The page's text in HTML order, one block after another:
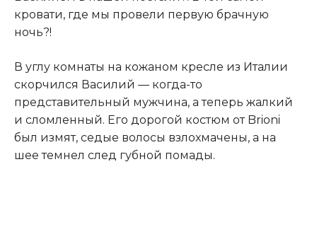
кровати, где мы провели первую брачную
ночь?!
В углу комнаты на кожаном кресле из Италии
скорчился Василий — когда-то
представительный мужчина, а теперь жалкий
и сломленный. Его дорогой костюм от Brioni
был измят, седые волосы взлохмачены, а на
шее темнел след губной помады.